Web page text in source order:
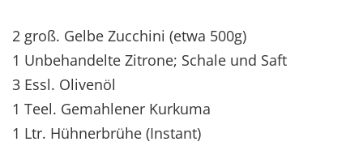
2 groß. Gelbe Zucchini (etwa 500g)
1 Unbehandelte Zitrone; Schale und Saft
3 Essl. Olivenöl
1 Teel. Gemahlener Kurkuma
1 Ltr. Hühnerbrühe (Instant)